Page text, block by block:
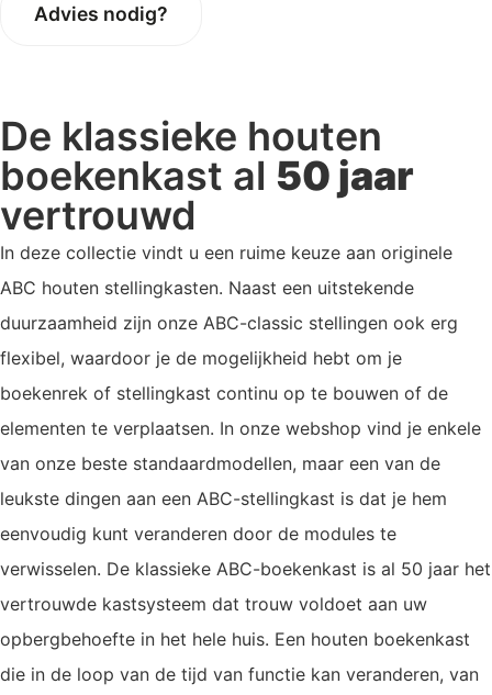
Advies nodig?
De klassieke houten
boekenkast al 50 jaar
vertrouwd
In deze collectie vindt u een ruime keuze aan originele
ABC houten stellingkasten. Naast een uitstekende
duurzaamheid zijn onze ABC-classic stellingen ook erg
flexibel, waardoor je de mogelijkheid hebt om je
boekenrek of stellingkast continu op te bouwen of de
elementen te verplaatsen. In onze webshop vind je enkele
van onze beste standaardmodellen, maar een van de
leukste dingen aan een ABC-stellingkast is dat je hem
eenvoudig kunt veranderen door de modules te
verwisselen. De klassieke ABC-boekenkast is al 50 jaar het
vertrouwde kastsysteem dat trouw voldoet aan uw
opbergbehoefte in het hele huis. Een houten boekenkast
die in de loop van de tijd van functie kan veranderen, van